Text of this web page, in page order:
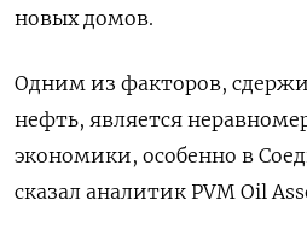
новых домов.
Одним из факторов,
нефть, является
экономики, особенно в
сказал аналитик PVM Oil